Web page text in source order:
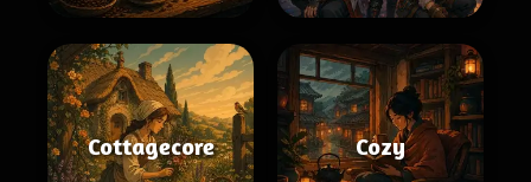
Cottagecore Cozy